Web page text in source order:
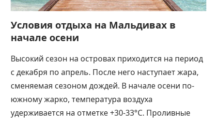
Условия отдыха на Мальдивах в
начале осени
Высокий сезон на островах приходится на период
с декабря по апрель. После него наступает жара,
сменяемая сезоном дождей. В начале осени по-
южному жарко, температура воздуха
удерживается на отметке +30-33°С. Проливные